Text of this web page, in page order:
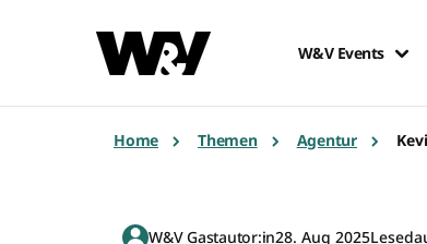
W&V Events
Home Themen Agentur
W&V Gastautor:in28. Aug 2025